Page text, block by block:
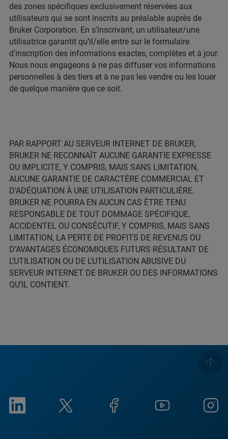
des zones spécifiques exclusivement réservées aux
utilisateurs qui se sont inscrits au préalable auprès de
Bruker Corporation. En s’inscrivant, un utilisateur/une
utilisatrice garantit qu’il/elle entre sur le formulaire
d'inscription des informations exactes, complètes et à jour.
Nous nous engageons à ne pas diffuser vos informations
personnelles à des tiers et à ne pas les vendre ou les louer
de quelque manière que ce soit.
PAR RAPPORT AU SERVEUR INTERNET DE BRUKER,
BRUKER NE RECONNAÎT AUCUNE GARANTIE EXPRESSE
OU IMPLICITE, Y COMPRIS, MAIS SANS LIMITATION,
AUCUNE GARANTIE DE CARACTÈRE COMMERCIAL ET
D’ADÉQUATION À UNE UTILISATION PARTICULIÈRE.
BRUKER NE POURRA EN AUCUN CAS ÊTRE TENU
RESPONSABLE DE TOUT DOMMAGE SPÉCIFIQUE,
ACCIDENTEL OU CONSÉCUTIF, Y COMPRIS, MAIS SANS
LIMITATION, LA PERTE DE PROFITS DE REVENUS OU
D’AVANTAGES ÉCONOMIQUES FUTURS RÉSULTANT DE
L’UTILISATION OU DE L’UTILISATION ABUSIVE DU
SERVEUR INTERNET DE BRUKER OU DES INFORMATIONS
QU’IL CONTIENT.